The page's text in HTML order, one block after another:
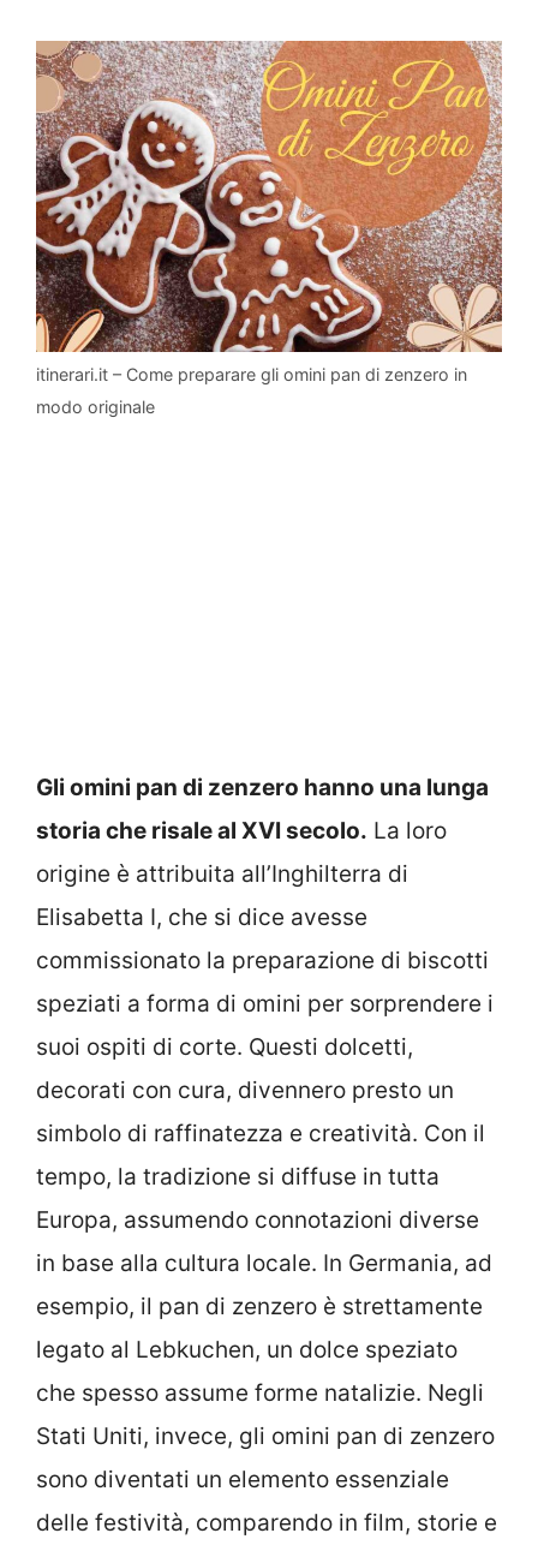
itinerari.it – Come preparare gli omini pan di zenzero in
modo originale
Gli omini pan di zenzero hanno una lunga
storia che risale al XVI secolo. La loro
origine è attribuita all’Inghilterra di
Elisabetta I, che si dice avesse
commissionato la preparazione di biscotti
speziati a forma di omini per sorprendere i
suoi ospiti di corte. Questi dolcetti,
decorati con cura, divennero presto un
simbolo di raffinatezza e creatività. Con il
tempo, la tradizione si diffuse in tutta
Europa, assumendo connotazioni diverse
in base alla cultura locale. In Germania, ad
esempio, il pan di zenzero è strettamente
legato al Lebkuchen, un dolce speziato
che spesso assume forme natalizie. Negli
Stati Uniti, invece, gli omini pan di zenzero
sono diventati un elemento essenziale
delle festività, comparendo in film, storie e